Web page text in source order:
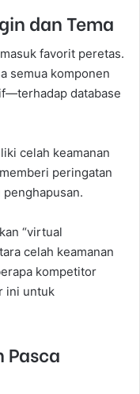
dan Tema
favorit peretas.
semua komponen
database
celah keamanan
peringatan
“virtual
celah keamanan
kompetitor
ini untuk
Pasca